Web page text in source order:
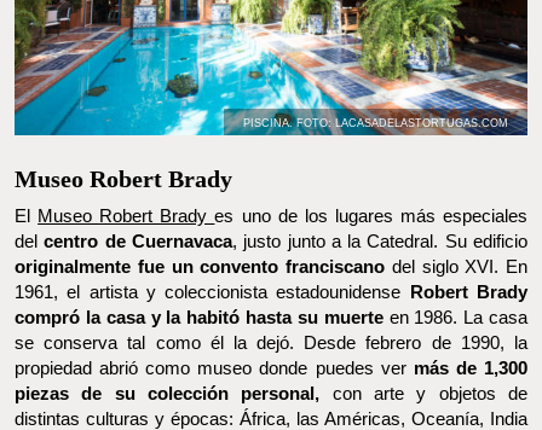
PISCINA. FOTO: LACASADELASTORTUGAS.COM
Museo Robert Brady
centro de Cuernavaca, justo junto a la Catedral. Su edificio
originalmente fue un convento franciscanodel siglo XVI. En
1961, el artista y coleccionista estadounidenseRobert Brady
compró la casa y la habitó hasta su muerteen 1986. La casa se
conserva tal como él la dejó. Desde febrero de 1990, la
propiedad abrió como museo donde puedes ver más de 1,300
piezas de su colección personal,con arte y objetos de distintas
culturas y épocas: África, las Américas, Oceanía, India y el Lejano
Oriente. Tambiénhay obras de grandes artistas mexicanos
como Rufino Tamayo, Frida Kahlo, Miguel Covarrubias, Francisco